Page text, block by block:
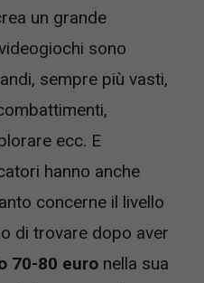
un grande
sono
sempre più vasti,
ecc. E
hanno anche
concerne il livello
di trovare dopo aver
70-80 euro nella sua